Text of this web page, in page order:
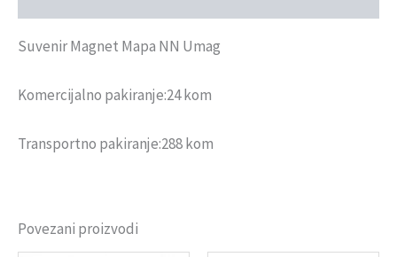
Suvenir Magnet Mapa NN Umag
Komercijalno pakiranje:24 kom
Transportno pakiranje:288 kom
Povezani proizvodi